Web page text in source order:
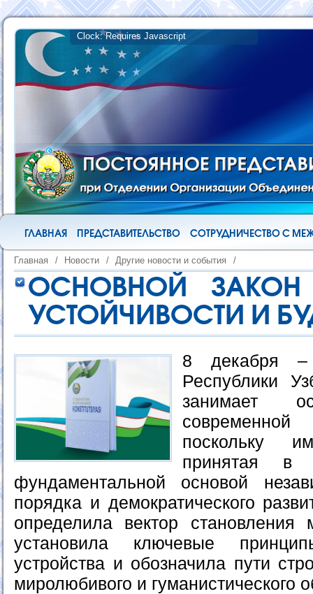
ГЛАВНАЯ ПРЕДСТАВИТЕЛЬСТВО СОТРУДНИЧЕСТВО С
Главная / Новости / Другие новости и события /
ОСНОВНОЙ ЗАКОН
УСТОЙЧИВОСТИ И
8 декабря –
Республики
занимает
поскольку
принятая в
фундаментальной основой
порядка и демократического
определила вектор становления
установила ключевые
устройства и обозначила пути
миролюбивого и гуманистического